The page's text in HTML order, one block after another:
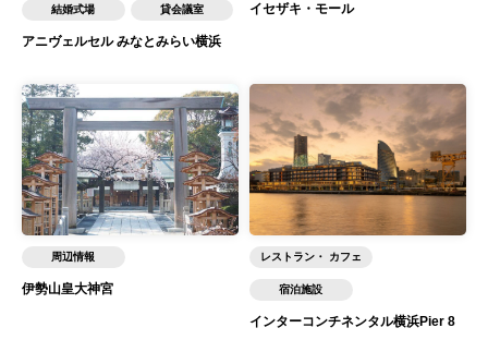
アニヴェルセル みなとみらい横浜
結婚式場 貸会議室 イセザキ・モール
伊勢山皇大神宮
周辺情報
インターコンチネンタル横浜Pier 8
レストラン・ カフェ
宿泊施設